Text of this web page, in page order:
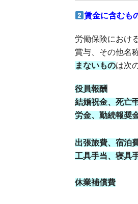
賃金に含むも
労働保険におけ
賞与、その他名
まないものは次
役員報酬
結婚祝金、死亡
労金、勤続報奨
出張旅費、宿泊
工具手当、寝具
休業補償費